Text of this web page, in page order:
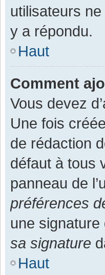
utilisateurs
y a répondu.
Haut
Comment
Vous devez
Une fois
de rédaction
défaut à tous
panneau de
préférences
une
sa signature
Haut